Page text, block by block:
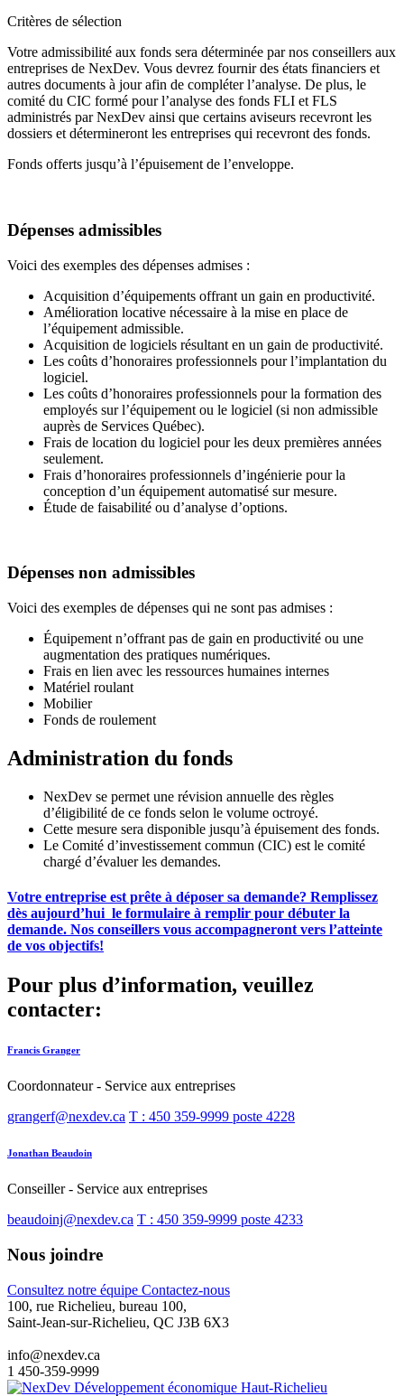
Critères de sélection
Votre admissibilité aux fonds sera déterminée par nos conseillers aux
entreprises de NexDev. Vous devrez fournir des états financiers et
autres documents à jour afin de compléter l’analyse. De plus, le
comité du CIC formé pour l’analyse des fonds FLI et FLS
administrés par NexDev ainsi que certains aviseurs recevront les
dossiers et détermineront les entreprises qui recevront des fonds.
Fonds offerts jusqu’à l’épuisement de l’enveloppe.
Dépenses admissibles
Voici des exemples des dépenses admises :
Acquisition d’équipements offrant un gain en productivité.
Amélioration locative nécessaire à la mise en place de
l’équipement admissible.
Acquisition de logiciels résultant en un gain de productivité.
Les coûts d’honoraires professionnels pour l’implantation du
logiciel.
Les coûts d’honoraires professionnels pour la formation des
employés sur l’équipement ou le logiciel (si non admissible
auprès de Services Québec).
Frais de location du logiciel pour les deux premières années
seulement.
Frais d’honoraires professionnels d’ingénierie pour la
conception d’un équipement automatisé sur mesure.
Étude de faisabilité ou d’analyse d’options.
Dépenses non admissibles
Voici des exemples de dépenses qui ne sont pas admises :
Équipement n’offrant pas de gain en productivité ou une
augmentation des pratiques numériques.
Frais en lien avec les ressources humaines internes
Matériel roulant
Mobilier
Fonds de roulement
Administration du fonds
NexDev se permet une révision annuelle des règles
d’éligibilité de ce fonds selon le volume octroyé.
Cette mesure sera disponible jusqu’à épuisement des fonds.
Le Comité d’investissement commun (CIC) est le comité
chargé d’évaluer les demandes.
Votre entreprise est prête à déposer sa demande? Remplissez
dès aujourd’hui le formulaire à remplir pour débuter la
demande. Nos conseillers vous accompagneront vers l’atteinte
de vos objectifs!
Pour plus d’information, veuillez
contacter:
Francis Granger
Coordonnateur - Service aux entreprises
grangerf@nexdev.ca T : 450 359-9999 poste 4228
Jonathan Beaudoin
Conseiller - Service aux entreprises
beaudoinj@nexdev.ca T : 450 359-9999 poste 4233
Nous joindre
Consultez notre équipe Contactez-nous
100, rue Richelieu, bureau 100,
Saint-Jean-sur-Richelieu, QC J3B 6X3
info@nexdev.ca
1 450-359-9999